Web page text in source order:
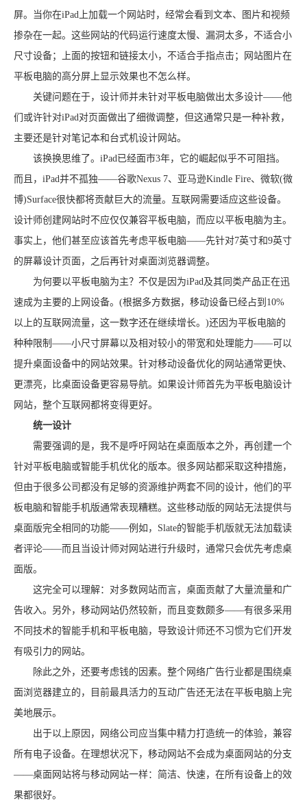
屏。当你在iPad上加载一个网站时，经常会看到文本、图片和视频
掺杂在一起。这些网站的代码运行速度太慢、漏洞太多，不适合小
尺寸设备；上面的按钮和链接太小，不适合手指点击；网站图片在
平板电脑的高分屏上显示效果也不怎么样。
关键问题在于，设计师并未针对平板电脑做出太多设计——他
们或许针对iPad对页面做出了细微调整，但这通常只是一种补救，
主要还是针对笔记本和台式机设计网站。
该换换思维了。iPad已经面市3年，它的崛起似乎不可阻挡。
而且，iPad并不孤独——谷歌Nexus 7、亚马逊Kindle Fire、微软(微
博)Surface很快都将贡献巨大的流量。互联网需要适应这些设备。
设计师创建网站时不应仅仅兼容平板电脑，而应以平板电脑为主。
事实上，他们甚至应该首先考虑平板电脑——先针对7英寸和9英寸
的屏幕设计页面，之后再针对桌面浏览器调整。
为何要以平板电脑为主？不仅是因为iPad及其同类产品正在迅
速成为主要的上网设备。(根据多方数据，移动设备已经占到10%
以上的互联网流量，这一数字还在继续增长。)还因为平板电脑的
种种限制——小尺寸屏幕以及相对较小的带宽和处理能力——可以
提升桌面设备中的网站效果。针对移动设备优化的网站通常更快、
更漂亮，比桌面设备更容易导航。如果设计师首先为平板电脑设计
网站，整个互联网都将变得更好。
统一设计
需要强调的是，我不是呼吁网站在桌面版本之外，再创建一个
针对平板电脑或智能手机优化的版本。很多网站都采取这种措施，
但由于很多公司都没有足够的资源维护两套不同的设计，他们的平
板电脑和智能手机版通常表现糟糕。这些移动版的网站无法提供与
桌面版完全相同的功能——例如，Slate的智能手机版就无法加载读
者评论——而且当设计师对网站进行升级时，通常只会优先考虑桌
面版。
这完全可以理解：对多数网站而言，桌面贡献了大量流量和广
告收入。另外，移动网站仍然较新，而且变数颇多——有很多采用
不同技术的智能手机和平板电脑，导致设计师还不习惯为它们开发
有吸引力的网站。
除此之外，还要考虑钱的因素。整个网络广告行业都是围绕桌
面浏览器建立的，目前最具活力的互动广告还无法在平板电脑上完
美地展示。
出于以上原因，网络公司应当集中精力打造统一的体验，兼容
所有电子设备。在理想状况下，移动网站不会成为桌面网站的分支
——桌面网站将与移动网站一样：简洁、快速，在所有设备上的效
果都很好。